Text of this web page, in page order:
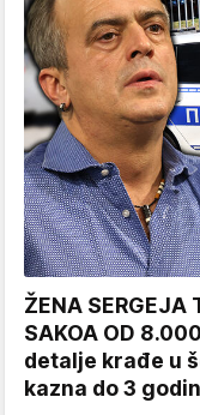
ŽENA SERGEJA
SAKOA OD
detalje krađe u
kazna do 3